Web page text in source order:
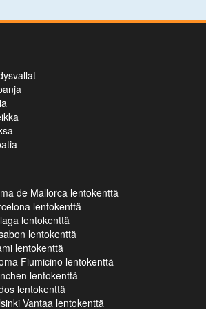
de Mallorca lentokenttä
lentokenttä
lentokenttä
lentokenttä
lentokenttä
Fiumicino lentokenttä
lentokenttä
lentokenttä
Vantaa lentokenttä